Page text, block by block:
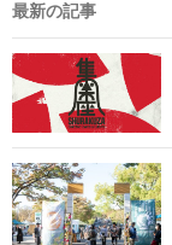
最新の記事